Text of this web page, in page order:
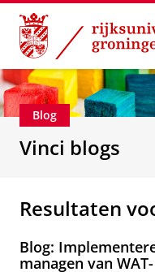
Skip
Content
Skip
Navigation
Blog
Vinci blogs
Resultaten
Blog:
managen van